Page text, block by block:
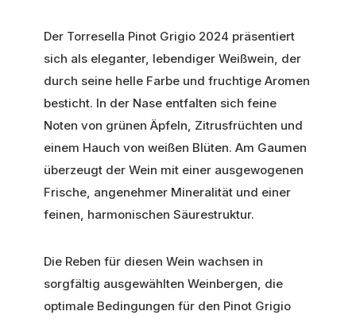
Der Torresella Pinot Grigio 2024 präsentiert
sich als eleganter, lebendiger Weißwein, der
durch seine helle Farbe und fruchtige Aromen
besticht. In der Nase entfalten sich feine
Noten von grünen Äpfeln, Zitrusfrüchten und
einem Hauch von weißen Blüten. Am Gaumen
überzeugt der Wein mit einer ausgewogenen
Frische, angenehmer Mineralität und einer
feinen, harmonischen Säurestruktur.
Die Reben für diesen Wein wachsen in
sorgfältig ausgewählten Weinbergen, die
optimale Bedingungen für den Pinot Grigio